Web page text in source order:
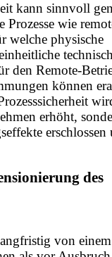
kann sinnvoll
Prozesse wie
welche physische
den Remote-
können
erhöht,
erschlossen
des
von